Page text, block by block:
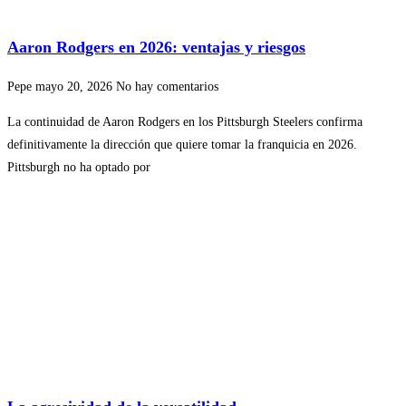
Aaron Rodgers en 2026: ventajas y riesgos
Pepe mayo 20, 2026 No hay comentarios
La continuidad de Aaron Rodgers en los Pittsburgh Steelers confirma
definitivamente la dirección que quiere tomar la franquicia en 2026.
Pittsburgh no ha optado por